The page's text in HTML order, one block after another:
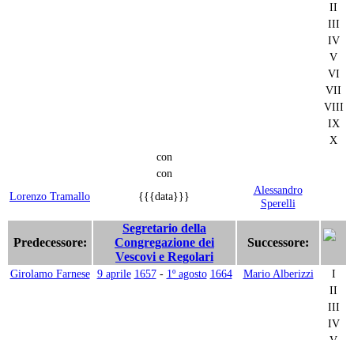
II
III
IV
V
VI
VII
VIII
IX
X
con
con
Lorenzo Tramallo
{{{data}}}
Alessandro
Sperelli
Predecessore:
Segretario della
Congregazione dei
Vescovi e Regolari
Successore:
Girolamo Farnese 9 aprile 1657- 1º agosto 1664 Mario Alberizzi
I
II
III
IV